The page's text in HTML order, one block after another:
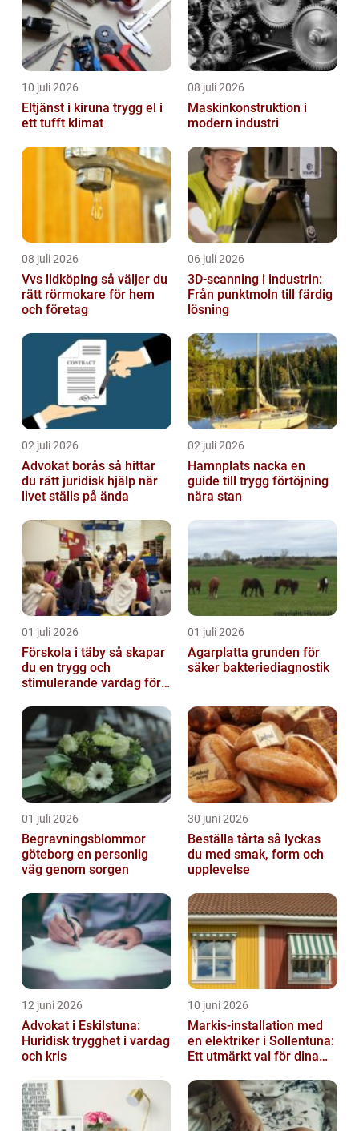
10 juli 2026
Eltjänst i kiruna trygg el i
ett tufft klimat
08 juli 2026
Maskinkonstruktion i
modern industri
08 juli 2026
Vvs lidköping så väljer du
rätt rörmokare för hem
och företag
06 juli 2026
3D-scanning i industrin:
Från punktmoln till färdig
lösning
02 juli 2026
Advokat borås så hittar
du rätt juridisk hjälp när
livet ställs på ända
02 juli 2026
Hamnplats nacka en
guide till trygg förtöjning
nära stan
01 juli 2026
Förskola i täby så skapar
du en trygg och
stimulerande vardag för
01 juli 2026
Agarplatta grunden för
säker bakteriediagnostik
01 juli 2026
Begravningsblommor
göteborg en personlig
väg genom sorgen
30 juni 2026
Beställa tårta så lyckas
du med smak, form och
upplevelse
12 juni 2026
Advokat i Eskilstuna:
Huridisk trygghet i vardag
och kris
10 juni 2026
Markis-installation med
en elektriker i Sollentuna:
Ett utmärkt val för dina